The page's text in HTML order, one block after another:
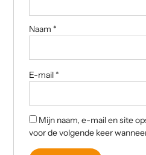
Naam *
E-mail *
Mijn naam, e-mail en site
voor de volgende keer